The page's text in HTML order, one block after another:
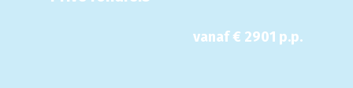
vanaf € 2901 p.p.